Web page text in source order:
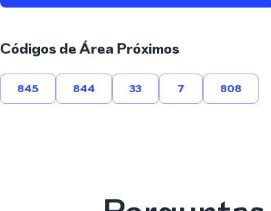
Códigos de Área Próximos
845 844 33 7 808